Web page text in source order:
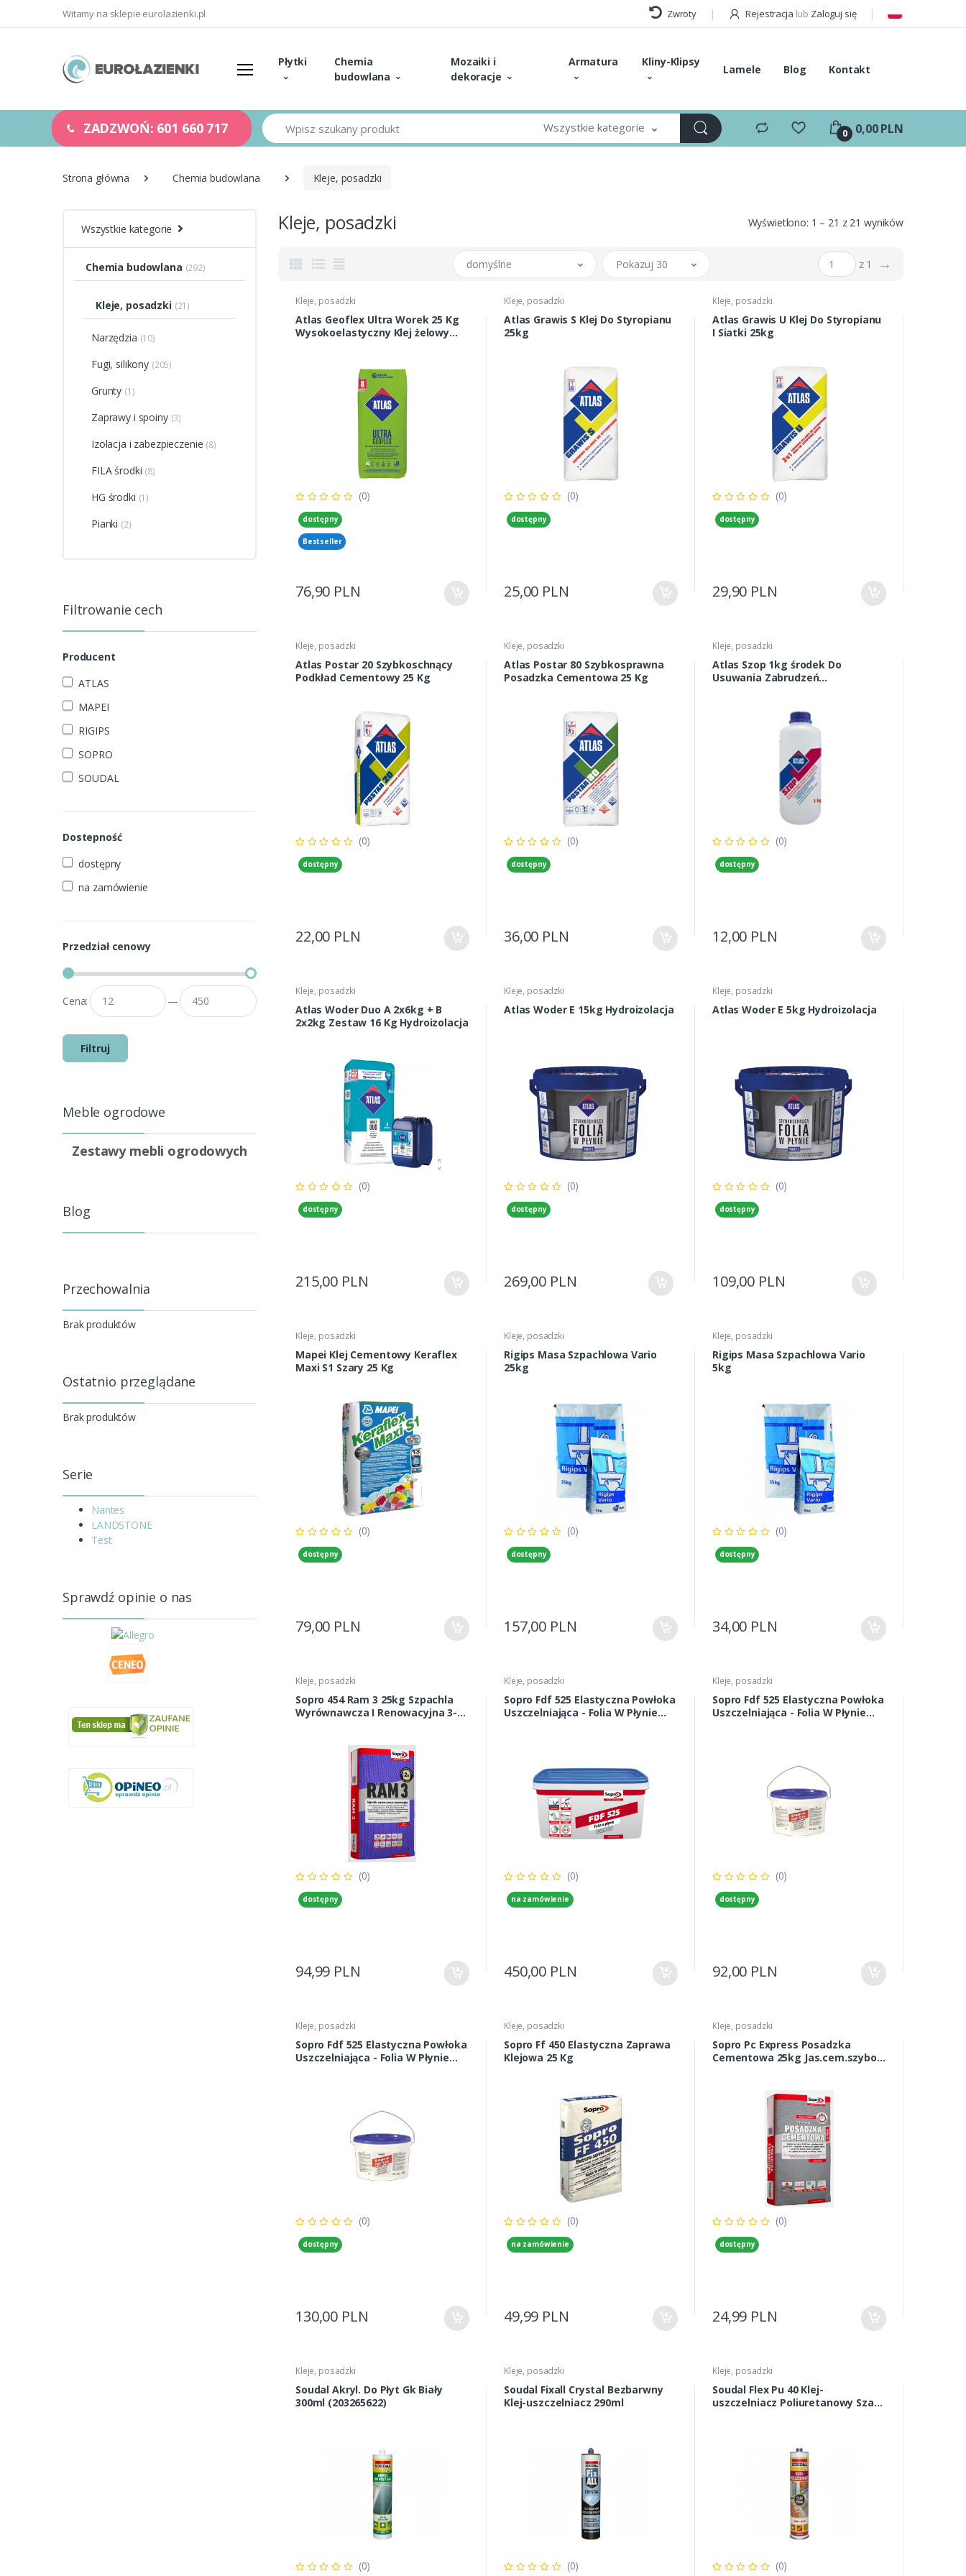
Witamy na sklepie eurolazienki.pl Zwroty Rejestracja lub Zaloguj się
Płytki
Chemia
budowlana
Mozaiki i
dekoracje
Armatura Kliny-Klipsy
Lamele Blog Kontakt
ZADZWOŃ: 601 660 717 Szukaj Wszystkie kategorie 0 0,00 PLN
Strona główna Chemia budowlana Kleje, posadzki
Wszystkie kategorie
Chemia budowlana (292)
Kleje, posadzki (21)
Narzędzia (10)
Fugi, silikony (205)
Grunty (1)
Zaprawy i spoiny (3)
Izolacja i zabezpieczenie (8)
FILA środki (8)
HG środki (1)
Pianki (2)
Filtrowanie cech
Producent
ATLAS
MAPEI
RIGIPS
SOPRO
SOUDAL
Dostepność
dostępny
na zamówienie
Przedział cenowy
Cena: —
Filtruj
Meble ogrodowe
Zestawy mebli ogrodowych
Blog
Przechowalnia
Brak produktów
Ostatnio przeglądane
Brak produktów
Serie
Nantes
LANDSTONE
Test
Sprawdź opinie o nas
Kleje, posadzki Wyświetlono: 1 – 21 z 21 wyników
domyślne Pokazuj 30 z 1 →
Kleje, posadzki
Atlas Geoflex Ultra Worek 25 Kg
Wysokoelastyczny Klej żelowy
(0)
dostępny
Bestseller
76,90 PLN
Kleje, posadzki
Atlas Grawis S Klej Do Styropianu
25kg
(0)
dostępny
25,00 PLN
Kleje, posadzki
Atlas Grawis U Klej Do Styropianu
I Siatki 25kg
(0)
dostępny
29,90 PLN
Kleje, posadzki
Atlas Postar 20 Szybkoschnący
Podkład Cementowy 25 Kg
(0)
dostępny
22,00 PLN
Kleje, posadzki
Atlas Postar 80 Szybkosprawna
Posadzka Cementowa 25 Kg
(0)
dostępny
36,00 PLN
Kleje, posadzki
Atlas Szop 1kg środek Do
Usuwania Zabrudzeń
(0)
dostępny
12,00 PLN
Kleje, posadzki
Atlas Woder Duo A 2x6kg + B
2x2kg Zestaw 16 Kg Hydroizolacja
(0)
dostępny
215,00 PLN
Kleje, posadzki
Atlas Woder E 15kg Hydroizolacja
(0)
dostępny
269,00 PLN
Kleje, posadzki
Atlas Woder E 5kg Hydroizolacja
(0)
dostępny
109,00 PLN
Kleje, posadzki
Mapei Klej Cementowy Keraflex
Maxi S1 Szary 25 Kg
(0)
dostępny
79,00 PLN
Kleje, posadzki
Rigips Masa Szpachlowa Vario
25kg
(0)
dostępny
157,00 PLN
Kleje, posadzki
Rigips Masa Szpachlowa Vario
5kg
(0)
dostępny
34,00 PLN
Kleje, posadzki
Sopro 454 Ram 3 25kg Szpachla
Wyrównawcza I Renowacyjna 3-
(0)
dostępny
94,99 PLN
Kleje, posadzki
Sopro Fdf 525 Elastyczna Powłoka
Uszczelniająca - Folia W Płynie
(0)
na zamówienie
450,00 PLN
Kleje, posadzki
Sopro Fdf 525 Elastyczna Powłoka
Uszczelniająca - Folia W Płynie
(0)
dostępny
92,00 PLN
Kleje, posadzki
Sopro Fdf 525 Elastyczna Powłoka
Uszczelniająca - Folia W Płynie
(0)
dostępny
130,00 PLN
Kleje, posadzki
Sopro Ff 450 Elastyczna Zaprawa
Klejowa 25 Kg
(0)
na zamówienie
49,99 PLN
Kleje, posadzki
Sopro Pc Express Posadzka
Cementowa 25kg Jas.cem.szybo
(0)
dostępny
24,99 PLN
Kleje, posadzki
Soudal Akryl. Do Płyt Gk Biały
300ml (203265622)
(0)
Kleje, posadzki
Soudal Fixall Crystal Bezbarwny
Klej-uszczelniacz 290ml
(0)
Kleje, posadzki
Soudal Flex Pu 40 Klej-
uszczelniacz Poliuretanowy Szary
(0)